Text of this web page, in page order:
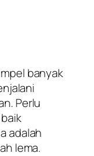
banyak
Perlu
adalah
lema.